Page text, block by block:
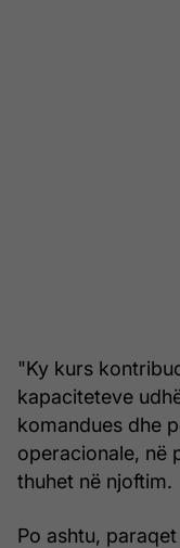
"Ky kurs
kapaciteteve
komandues dhe
operacionale, në
thuhet në njoftim.
Po ashtu,